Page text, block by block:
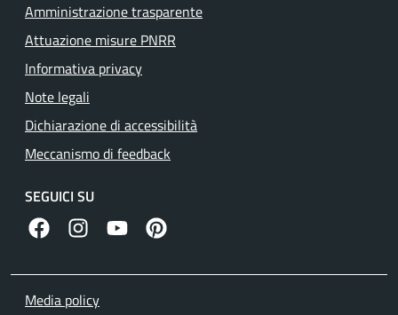
Amministrazione trasparente
Attuazione misure PNRR
Informativa privacy
Note legali
Dichiarazione di accessibilità
Meccanismo di feedback
SEGUICI SU
facebook instagramcanale youtube
pinterest
Media policy